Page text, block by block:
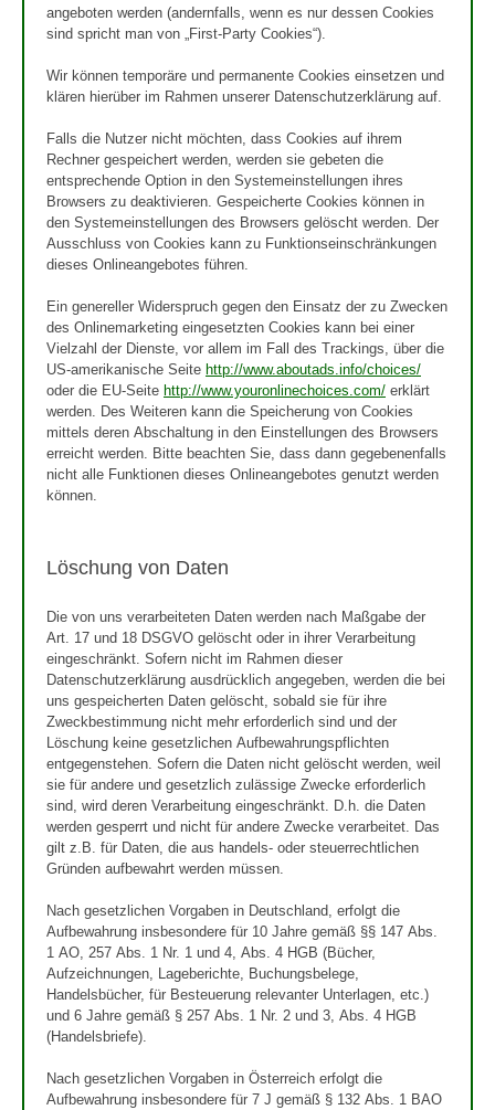
angeboten werden (andernfalls, wenn es nur dessen Cookies
sind spricht man von „First-Party Cookies“).
Wir können temporäre und permanente Cookies einsetzen und
klären hierüber im Rahmen unserer Datenschutzerklärung auf.
Falls die Nutzer nicht möchten, dass Cookies auf ihrem
Rechner gespeichert werden, werden sie gebeten die
entsprechende Option in den Systemeinstellungen ihres
Browsers zu deaktivieren. Gespeicherte Cookies können in
den Systemeinstellungen des Browsers gelöscht werden. Der
Ausschluss von Cookies kann zu Funktionseinschränkungen
dieses Onlineangebotes führen.
Ein genereller Widerspruch gegen den Einsatz der zu Zwecken
des Onlinemarketing eingesetzten Cookies kann bei einer
Vielzahl der Dienste, vor allem im Fall des Trackings, über die
US-amerikanische Seite http://www.aboutads.info/choices/
oder die EU-Seite http://www.youronlinechoices.com/ erklärt
werden. Des Weiteren kann die Speicherung von Cookies
mittels deren Abschaltung in den Einstellungen des Browsers
erreicht werden. Bitte beachten Sie, dass dann gegebenenfalls
nicht alle Funktionen dieses Onlineangebotes genutzt werden
können.
Löschung von Daten
Die von uns verarbeiteten Daten werden nach Maßgabe der
Art. 17 und 18 DSGVO gelöscht oder in ihrer Verarbeitung
eingeschränkt. Sofern nicht im Rahmen dieser
Datenschutzerklärung ausdrücklich angegeben, werden die bei
uns gespeicherten Daten gelöscht, sobald sie für ihre
Zweckbestimmung nicht mehr erforderlich sind und der
Löschung keine gesetzlichen Aufbewahrungspflichten
entgegenstehen. Sofern die Daten nicht gelöscht werden, weil
sie für andere und gesetzlich zulässige Zwecke erforderlich
sind, wird deren Verarbeitung eingeschränkt. D.h. die Daten
werden gesperrt und nicht für andere Zwecke verarbeitet. Das
gilt z.B. für Daten, die aus handels- oder steuerrechtlichen
Gründen aufbewahrt werden müssen.
Nach gesetzlichen Vorgaben in Deutschland, erfolgt die
Aufbewahrung insbesondere für 10 Jahre gemäß §§ 147 Abs.
1 AO, 257 Abs. 1 Nr. 1 und 4, Abs. 4 HGB (Bücher,
Aufzeichnungen, Lageberichte, Buchungsbelege,
Handelsbücher, für Besteuerung relevanter Unterlagen, etc.)
und 6 Jahre gemäß § 257 Abs. 1 Nr. 2 und 3, Abs. 4 HGB
(Handelsbriefe).
Nach gesetzlichen Vorgaben in Österreich erfolgt die
Aufbewahrung insbesondere für 7 J gemäß § 132 Abs. 1 BAO